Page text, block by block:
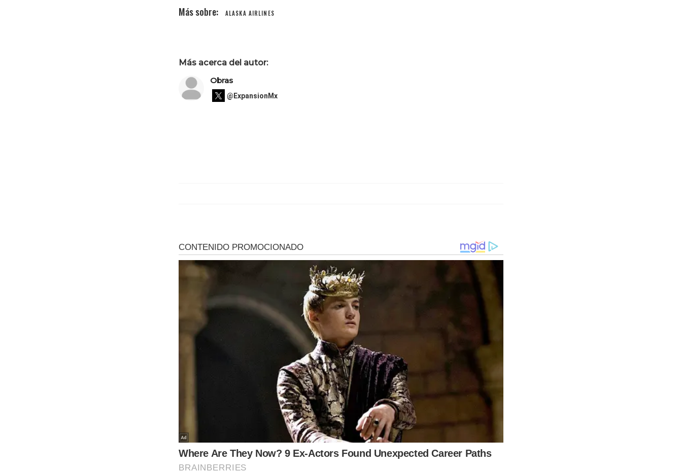
ALASKA AIRLINES
Más acerca del autor:
Obras
@ExpansionMx